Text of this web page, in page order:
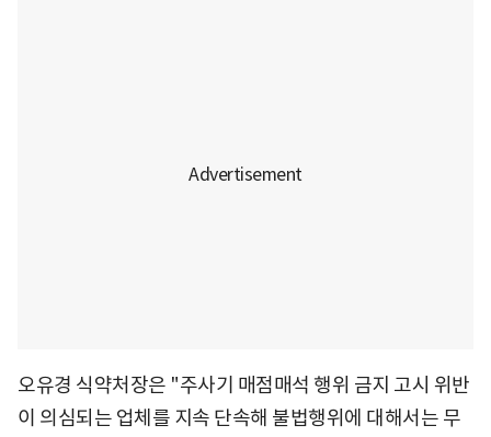
오유경 식약처장은 "주사기 매점매석 행위 금지 고시 위반
이 의심되는 업체를 지속 단속해 불법행위에 대해서는 무